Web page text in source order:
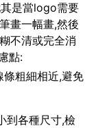
是當logo需要
畫一幅畫,然後
不清或完全消
點:
粗細相近,避免
到各種尺寸,檢